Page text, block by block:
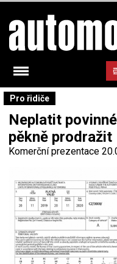
Pro řidiče
Neplatit
pěkně prodražit
Komerční prezentace